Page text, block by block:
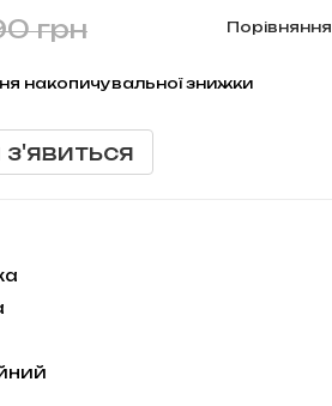
грн Порівняння
накопичувальної знижки